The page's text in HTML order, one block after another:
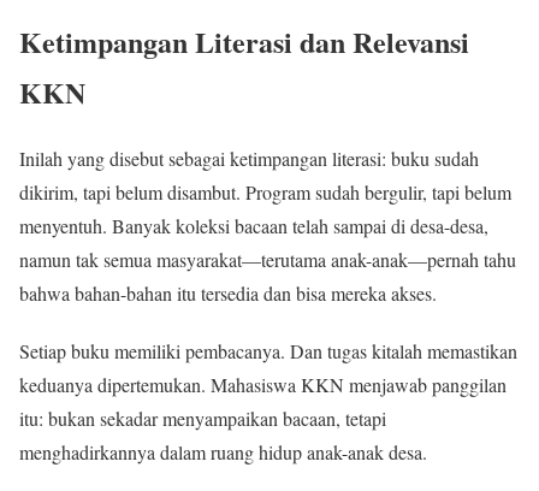
Ketimpangan Literasi dan Relevansi
KKN
Inilah yang disebut sebagai ketimpangan literasi: buku sudah
dikirim, tapi belum disambut. Program sudah bergulir, tapi belum
menyentuh. Banyak koleksi bacaan telah sampai di desa-desa,
namun tak semua masyarakat—terutama anak-anak—pernah tahu
bahwa bahan-bahan itu tersedia dan bisa mereka akses.
Setiap buku memiliki pembacanya. Dan tugas kitalah memastikan
keduanya dipertemukan. Mahasiswa KKN menjawab panggilan
itu: bukan sekadar menyampaikan bacaan, tetapi
menghadirkannya dalam ruang hidup anak-anak desa.